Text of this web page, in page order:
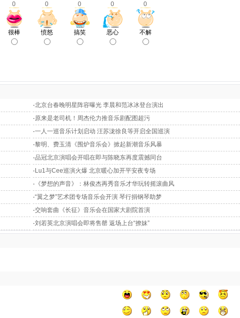
0 0 0 0 0
很棒 愤怒 搞笑 恶心 不解
·北京台春晚明星阵容曝光 李晨和范冰冰登台演出
·原来是老司机！周杰伦力推音乐剧配图超污
·一人一巡音乐计划启动 汪苏泷徐良等开启全国巡演
·黎明、费玉清《围炉音乐会》掀起新潮音乐风暴
·品冠北京演唱会开唱在即与陈晓东再度震撼同台
· Lu1与Cee巡演火爆 北京暖心加开平安夜专场
· 《梦想的声音》：林俊杰再秀音乐才华玩转摇滚曲风
·“翼之梦”艺术团专场音乐会开演 琴行捐钢琴助梦
·交响套曲《长征》音乐会在国家大剧院首演
·刘若英北京演唱会即将售罄 返场上台“撩妹”